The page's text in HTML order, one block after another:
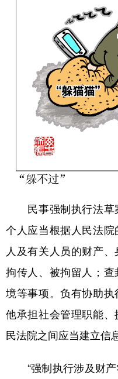
民事强制执行法草
个人应当根据人民法
人及有关人员的财产
拘传人、被拘留人；
境等事项。负有协助
他承担社会管理职能
民法院之间应当建立信
“强制执行涉及财产